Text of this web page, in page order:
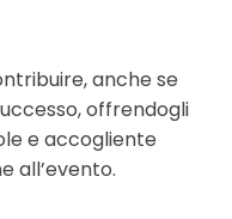
anche se
offrendogli
e accogliente
all’evento.